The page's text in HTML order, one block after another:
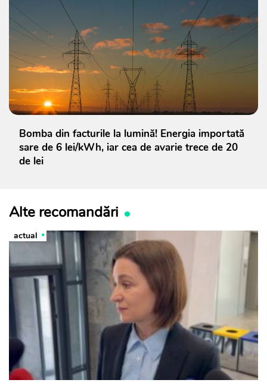
Bomba din facturile la lumină! Energia importată
sare de 6 lei/kWh, iar cea de avarie trece de 20
de lei
Alte recomandări
actual